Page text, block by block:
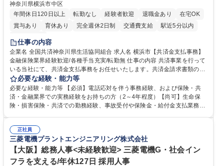
神奈川県横浜市中区
年間休日120日以上
転勤なし 経験者歓迎 退職金あり
在宅OK
賞与あり
育休あり 完全週休2日制 交通費支給
駅近5分以内
土日祝休み
仕事の内容
企業名 全国共済神奈川県生活協同組合 求人名 横浜市【共済金支払事務】
金融保険業界経験歓迎/各種手当充実/転勤無 仕事の内容 共済事業を行って
いる当社にて、共済金支払事務をお任せいたします。共済金請求書類の受
付・内容確認・審査・データ入力のほか、加入者様や医療機関等からの問
い合わせ電話対応や書類発送等を担当します。 ■共済金請求書類の受付、
内容確認、および共済金支払に関する審査・事務処理業務全般を担当 ■専
用システムへのデータ入力、各種必要書類の作成・発送作業 ■加入者様や
指定する業務 募集職種 横浜市【共済金支払事務】金融保険業界経験歓迎/
各種手当充実/転勤無
必要な経験・能力等
必要な経験・能力等 【必須】電話応対を伴う事務経験、および保険・共
済・金融業界での実務経験をお持ちの方（2～4年程度）【尚可】生命保
険・損害保険・共済での勤務経験、事故受付や保険金・給付金支払業務経
務へのキャリアチェンジ希望者も大歓迎です！ 学歴・資格 学歴：大学院
大学 高専 短大 専修学校 高校 語学力： 資格：
正社員
三菱電機プラントエンジニアリング株式会社
【大阪】総務人事<未経験歓迎> 三菱電機G・社会イン
フラを支える/年休127日 採用人事